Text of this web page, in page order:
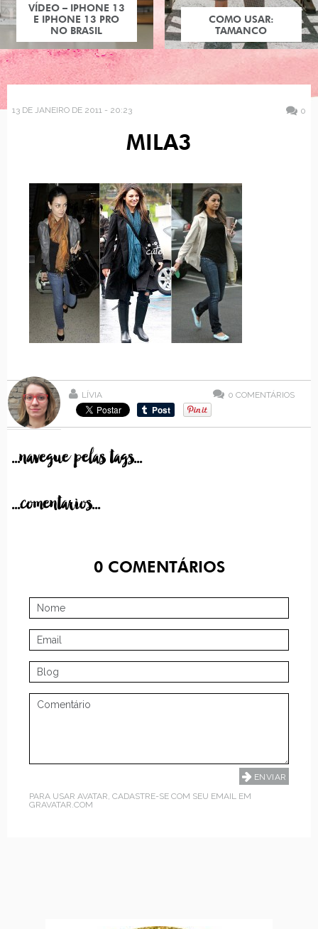
VÍDEO – IPHONE 13
E IPHONE 13 PRO
NO BRASIL
COMO USAR:
TAMANCO
13 DE JANEIRO DE 2011 - 20:23 0
MILA3
LÍVIA 0 COMENTÁRIOS
...navegue pelas tags...
...comentarios...
0COMENTÁRIOS
PARA USAR AVATAR, CADASTRE-SE COM SEU EMAIL EM
GRAVATAR.COM